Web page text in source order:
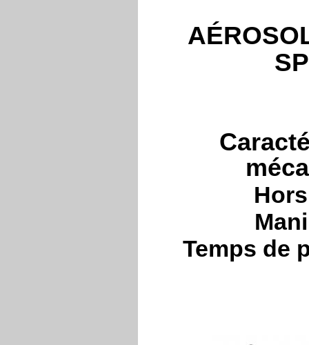
Temps de